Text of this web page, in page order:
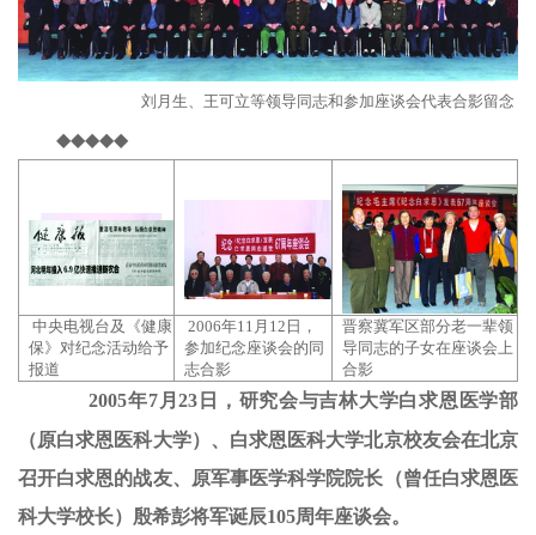
刘月生、王可立等领导同志和参加座谈会代表合影留念
◆◆◆◆◆
中央电视台及《健康
保》对纪念活动给予
报道
2006年11月12日，
参加纪念座谈会的同
志合影
晋察冀军区部分老一辈领
导同志的子女在座谈会上
合影
2005年7月23日，研究会与吉林大学白求恩医学部
（原白求恩医科大学）、白求恩医科大学北京校友会在北京
召开白求恩的战友、原军事医学科学院院长（曾任白求恩医
科大学校长）殷希彭将军诞辰105周年座谈会。